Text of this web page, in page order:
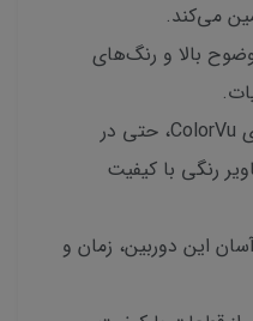
می‌کند.
بالا و رنگ‌های
دید در شب قدرتمند: با تکنولوژی ColorVu، حتی در
رنگی با کیفیت
این دوربین، زمان و